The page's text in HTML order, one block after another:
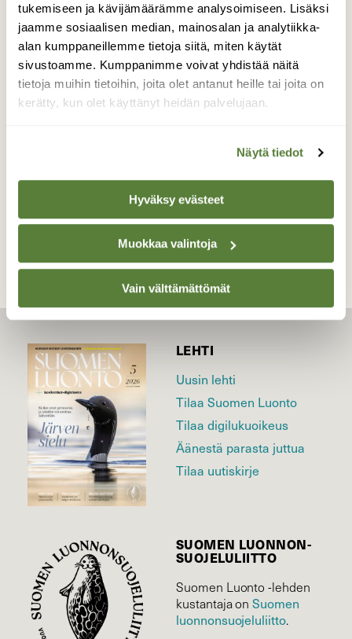
tukemiseen ja kävijämäärämme analysoimiseen. Lisäksi
jaamme sosiaalisen median, mainosalan ja analytiikka-
alan kumppaneillemme tietoja siitä, miten käytät
sivustoamme. Kumppanimme voivat yhdistää näitä
tietoja muihin tietoihin, joita olet antanut heille tai joita on
kerätty, kun olet käyttänyt heidän palvelujaan.
Näytä tiedot
Hyväksy evästeet
Muokkaa valintoja
Vain välttämättömät
Lähekkäin
Luonto tarjoaa hienoja elämyksiä kuvaajalle
niin kuin tämäkin lanttuperhosten hellät
hetket. Perhosia kauniina kevätpäivänä hyvin
lennossa ja tämä kruunasi päivän.
TAKAISIN LISTAAN
LEHTI
Uusin lehti
Tilaa Suomen Luonto
Tilaa digilukuoikeus
Äänestä parasta juttua
Tilaa uutiskirje
SUOMEN LUONNON­
SUOJELU­LIITTO
Suomen Luonto -lehden
kustantaja onSuomen
luonnonsuojelu­liitto.